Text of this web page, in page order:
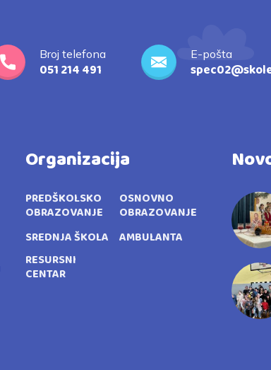
Broj telefona
051 214 491
E-pošta
Organizacija
PREDŠKOLSKO
OBRAZOVANJE
OSNOVNO
OBRAZOVANJE
SREDNJA ŠKOLA
AMBULANTA
RESURSNI
CENTAR